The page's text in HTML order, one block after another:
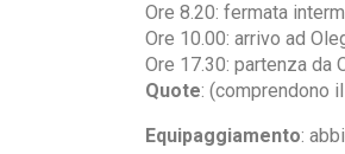
Ore 8.20: fermata
Ore 10.00: arrivo ad
Ore 17.30: partenza da
Quote: (comprendono
Equipaggiamento: